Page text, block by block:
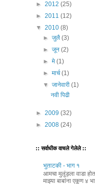
► 2012 (25)
► 2011 (12)
▼ 2010 (8)
►जुलै(3)
►जून(2)
►मे(1)
►मार्च(1)
▼जानेवारी(1)
नवी पिढी
► 2009 (32)
► 2008 (24)
:: सर्वाधीक वाचले गेलेले ::
भुताटकी - भाग १
आमचा मुलूंड्ला वाडा
माझ्या बाबांना एकूण ४